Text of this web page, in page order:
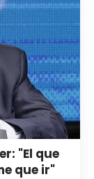
"El que
que ir"